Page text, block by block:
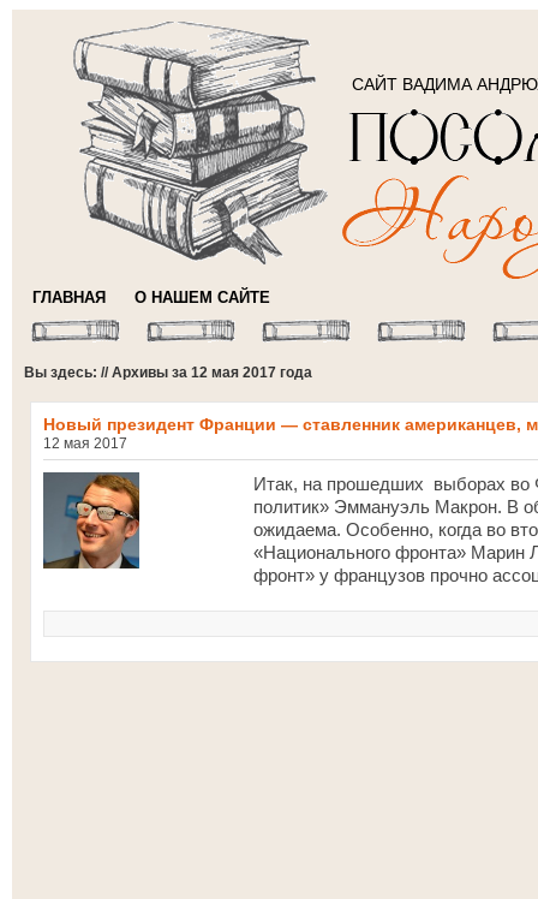
САЙТ ВАДИМА
ГЛАВНАЯ О НАШЕМ САЙТЕ
Вы здесь: // Архивы за 12 мая 2017 года
Новый президент Франции — ставленник американцев,
12 мая 2017
Итак, на прошедших выборах во
политик» Эммануэль Макрон. В
ожидаема. Особенно, когда во
«Национального фронта» Марин
фронт» у французов прочно